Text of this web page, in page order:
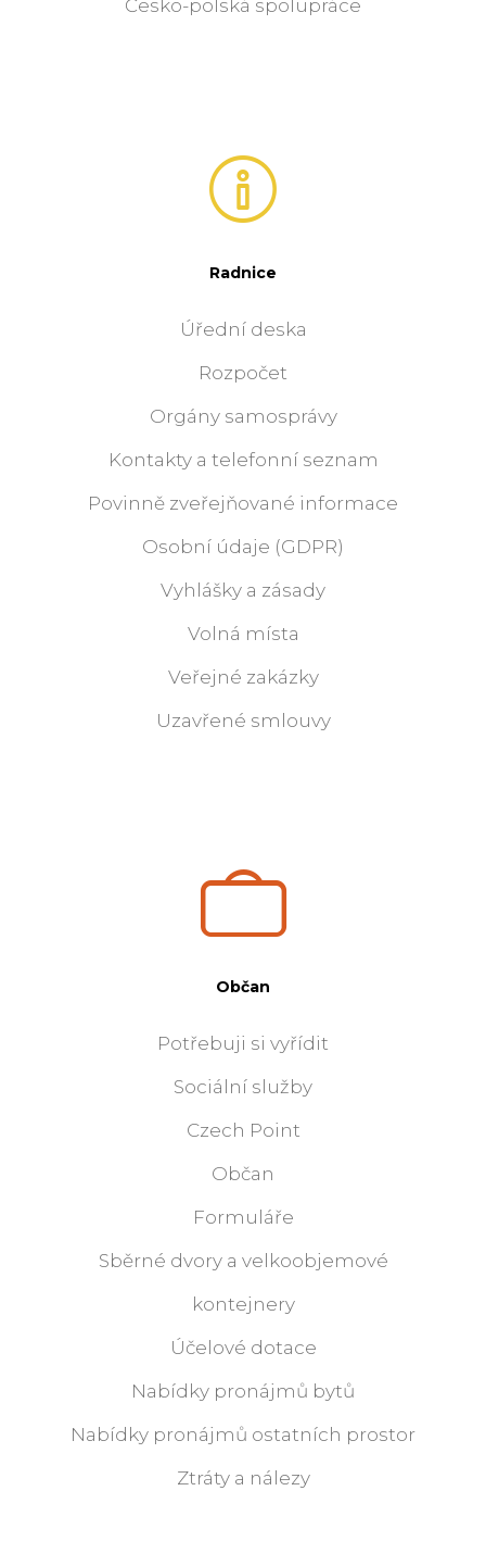
Česko-polská spolupráce
Radnice
Úřední deska
Rozpočet
Orgány samosprávy
Kontakty a telefonní seznam
Povinně zveřejňované informace
Osobní údaje (GDPR)
Vyhlášky a zásady
Volná místa
Veřejné zakázky
Uzavřené smlouvy
Občan
Potřebuji si vyřídit
Sociální služby
Czech Point
Občan
Formuláře
Sběrné dvory a velkoobjemové
kontejnery
Účelové dotace
Nabídky pronájmů bytů
Nabídky pronájmů ostatních prostor
Ztráty a nálezy